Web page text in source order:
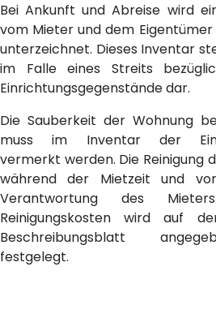
Bei Ankunft und Abreise wird
vom Mieter und dem
unterzeichnet. Dieses Inventar
im Falle eines Streits
Einrichtungsgegenstände dar.
Die Sauberkeit der Wohnung
muss im Inventar der
vermerkt werden. Die Reinigung
während der Mietzeit und
Verantwortung des
Reinigungskosten wird auf
Beschreibungsblatt
festgelegt.